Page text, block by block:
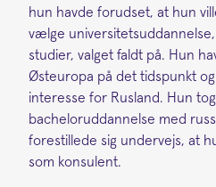
hun havde forudset, at hun
vælge
studier, valget faldt på. Hun
Østeuropa på det tidspunkt
interesse for Rusland. Hun
bacheloruddannelse med
forestillede sig undervejs, at
som konsulent.